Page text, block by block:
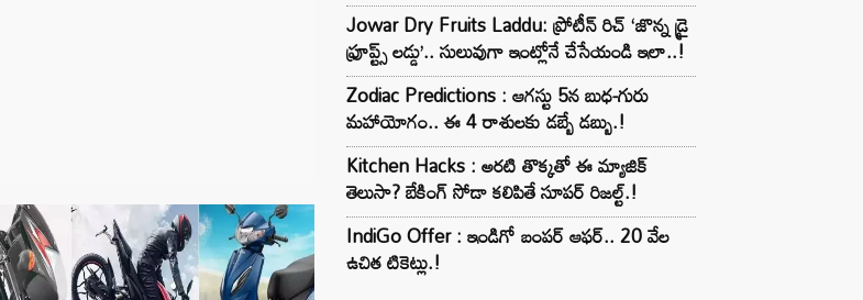
Jowar Dry Fruits Laddu: ప్రోటీన్ రిచ్ ‘జొన్న డ్రై
ఫ్రూప్ట్స్ లడ్డు’.. సులువుగా ఇంట్లోనే చేసేయండి ఇలా..!
Zodiac Predictions : ఆగస్టు 5న బుధ-గురు
మహాయోగం.. ఈ 4 రాశులకు డబ్బే డబ్బు.!
Kitchen Hacks : అరటి తొక్కతో ఈ మ్యాజిక్
తెలుసా? బేకింగ్ సోడా కలిపితే సూపర్ రిజల్ట్.!
IndiGo Offer : ఇండిగో బంపర్ ఆఫర్.. 20 వేల
ఉచిత టికెట్లు.!